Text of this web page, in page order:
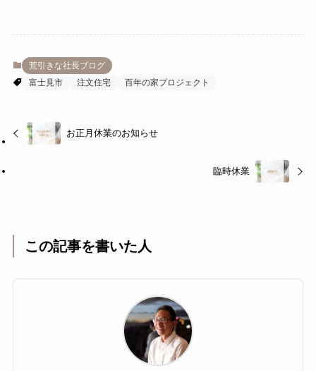
荒引きな社長ブログ
富士見市
注文住宅 百年の家プロジェクト
お正月休業のお知らせ
臨時休業
この記事を書いた人